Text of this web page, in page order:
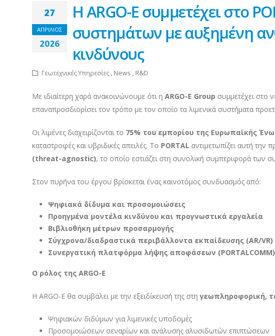
27
ΑΠΡΙΛΙΟΣ
2026
Η ARGO-E συμμετέχει στο
συστημάτων με αυξημένη
κινδύνους
Γεωτεχνικές Υπηρεσίες , News , R&D
Με ιδιαίτερη χαρά ανακοινώνουμε ότι η ARGO-E Group συμμετέχει στο
επαναπροσδιορίσει τον τρόπο με τον οποίο τα λιμενικά συστήματα
Οι λιμένες διαχειρίζονται το 75% του εμπορίου της Ευρωπαϊκής
καταστροφές και υβριδικές απειλές. Το PORTAL αντιμετωπίζει αυτή την
(threat-agnostic), το οποίο εστιάζει στη συνολική συμπεριφορά
Στον πυρήνα του έργου βρίσκεται ένας καινοτόμος συνδυασμός από:
Ψηφιακά δίδυμα και προσομοιώσεις
Προηγμένα μοντέλα κινδύνου και προγνωστικά εργαλεία
Βιβλιοθήκη μέτρων προσαρμογής
Σύγχρονα/διαδραστικά περιβάλλοντα εκπαίδευσης (AR/VR)
Συνεργατική πλατφόρμα λήψης αποφάσεων (PORTALCOMM)
Ο ρόλος της ARGO-E
Η ARGO-E θα συμβάλει με την εξειδίκευσή της στη γεωπληροφορική,
Ψηφιακών διδύμων για λιμενικές υποδομές
Προσομοιώσεων σεναρίων και ανάλυσης αλυσιδωτών επιπτώσεων